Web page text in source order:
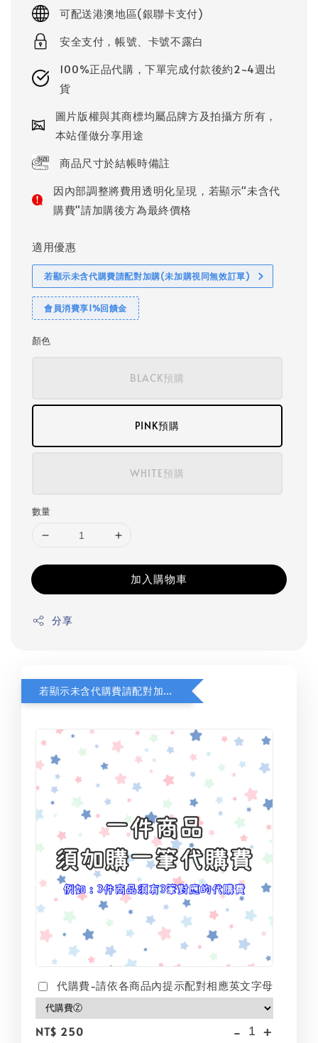
可配送港澳地區(銀聯卡支付)
安全支付，帳號、卡號不露白
100%正品代購，下單完成付款後約2~4週出
貨
圖片版權與其商標均屬品牌方及拍攝方所有，
本站僅做分享用途
商品尺寸於結帳時備註
因內部調整將費用透明化呈現，若顯示"未含代
購費"請加購後方為最終價格
適用優惠
若顯示未含代購費請配對加購(未加購視同無效訂單)
會員消費享1%回饋金
顏色
BLACK預購
PINK預購
WHITE預購
數量
加入購物車
分享
若顯示未含代購費請配對加購(未加購視同無效訂單)
代購費-請依各商品內提示配對相應英文字母
NT$ 250
- +